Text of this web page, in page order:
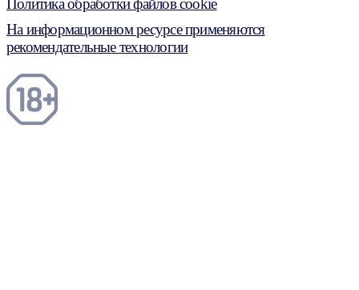
Политика обработки файлов cookie
На информационном ресурсе применяются
рекомендательные технологии